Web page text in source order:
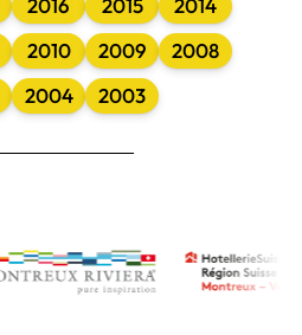
2016 2015
2014
2010 2009
2008
2004 2003